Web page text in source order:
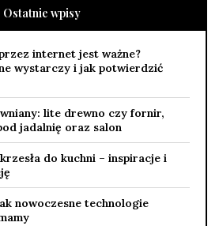
Ostatnie wpisy
internet jest ważne?
wystarczy i jak potwierdzić
lite drewno czy fornir,
jadalnię oraz salon
do kuchni – inspiracje i
nowoczesne technologie